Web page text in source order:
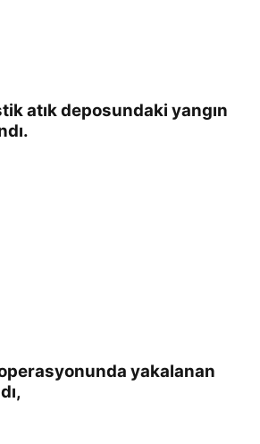
atık deposundaki yangın
yakalanan